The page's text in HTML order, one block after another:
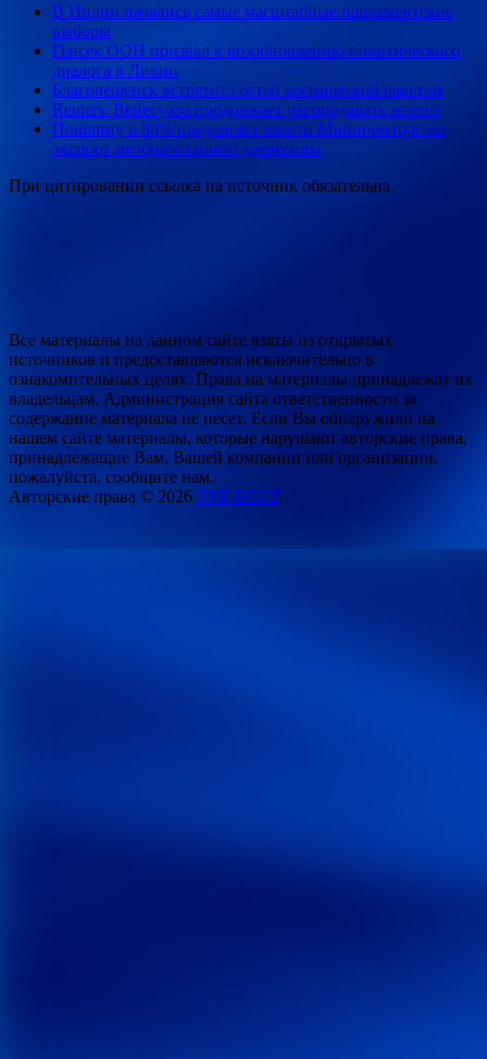
В Индии начались самые масштабные парламентские
выборы
Генсек ООН призвал к возобновлению политического
диалога в Ливии
Благовещенск встретит гостей космической ракетой
Reuters: Венесуэла продолжает распродавать золото
Пошлину в 80% предлагает ввести Минпромторг на
экспорт необработанной древесины
При цитировании ссылка на источник обязательна.
Все материалы на данном сайте взяты из открытых
источников и предоставляются исключительно в
ознакомительных целях. Права на материалы принадлежат их
владельцам. Администрация сайта ответственности за
содержание материала не несет. Если Вы обнаружили на
нашем сайте материалы, которые нарушают авторские права,
принадлежащие Вам, Вашей компании или организации,
пожалуйста, сообщите нам.
Авторские права © 2026 ТУР-ВЕСТ.